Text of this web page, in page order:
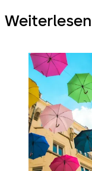
Weiterlesen